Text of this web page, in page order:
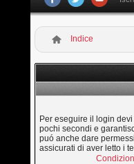
Indice
Per eseguire il login
pochi secondi e
puó anche dare
assicurati di aver letto i